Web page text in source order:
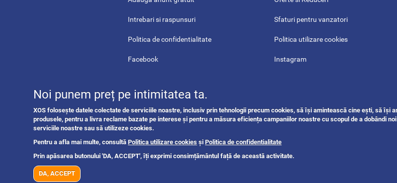
Intrebari si raspunsuri Sfaturi pentru vanzatori
Politica de confidentialitate Politica utilizare cookies
Facebook Instagram
Linkedin
Contact Harta site-ului
Noi punem preț pe intimitatea ta.
XOS folosește datele colectate de serviciile noastre, inclusiv prin tehnologii precum cookies, să își amintească cine ești, să își
produsele, pentru a livra reclame bazate pe interese și pentru a măsura eficiența campaniilor noastre cu scopul de a dobândi
serviciile noastre sau să utilizeze cookies.
Pentru a afla mai multe, consultăPolitica utilizare cookies șiPolitica de confidentialitate
Prin apăsarea butonului 'DA, ACCEPT', îți exprimi consimțământul față de această activitate.
DA, ACCEPT